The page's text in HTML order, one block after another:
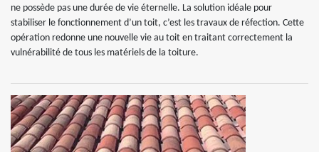
ne possède pas une durée de vie éternelle. La solution idéale pour
stabiliser le fonctionnement d’un toit, c’est les travaux de réfection. Cette
opération redonne une nouvelle vie au toit en traitant correctement la
vulnérabilité de tous les matériels de la toiture.